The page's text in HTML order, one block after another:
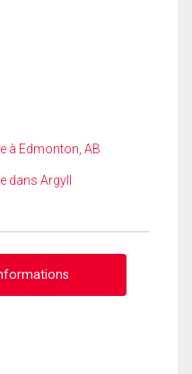
à Edmonton, AB
dans Argyll